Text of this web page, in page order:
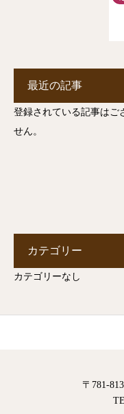
最近の記事
登録されている記事はご
せん。
カテゴリー
カテゴリーなし
〒781-